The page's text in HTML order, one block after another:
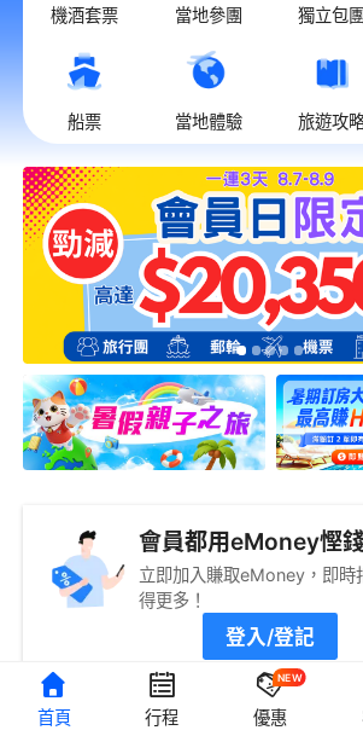
機酒套票 當地參團 獨立包團
船票 當地體驗 旅遊攻
會員都用eMoney慳錢
立即加入賺取eMoney，即時
得更多！
登入/登記
旅遊攻略
首頁 行程
NEW
優惠